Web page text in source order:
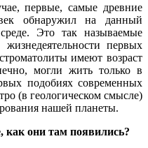
первые, самые древние
обнаружил на данный
Это так называемые
первых
имеют возраст
могли жить только в
подобиях современных
(в геологическом смысле)
нашей планеты.
как они там появились?